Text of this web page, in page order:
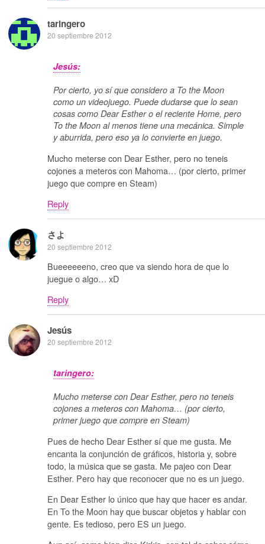
taringero
20 septiembre 2012
Jesús:
Por cierto, yo sí que considero a To the Moon
como un videojuego. Puede dudarse que lo sean
cosas como Dear Esther o el reciente Home, pero
To the Moon al menos tiene una mecánica. Simple
y aburrida, pero eso ya lo convierte en juego.
Mucho meterse con Dear Esther, pero no teneis
cojones a meteros con Mahoma… (por cierto, primer
juego que compre en Steam)
Reply
さよ
20 septiembre 2012
Bueeeeeeno, creo que va siendo hora de que lo
juegue o algo… xD
Reply
Jesús
20 septiembre 2012
taringero:
Mucho meterse con Dear Esther, pero no teneis
cojones a meteros con Mahoma… (por cierto,
primer juego que compre en Steam)
Pues de hecho Dear Esther sí que me gusta. Me
encanta la conjunción de gráficos, historia y, sobre
todo, la música que se gasta. Me pajeo con Dear
Esther. Pero hay que reconocer que no es un juego.
En Dear Esther lo único que hay que hacer es andar.
En To the Moon hay que buscar objetos y hablar con
gente. Es tedioso, pero ES un juego.